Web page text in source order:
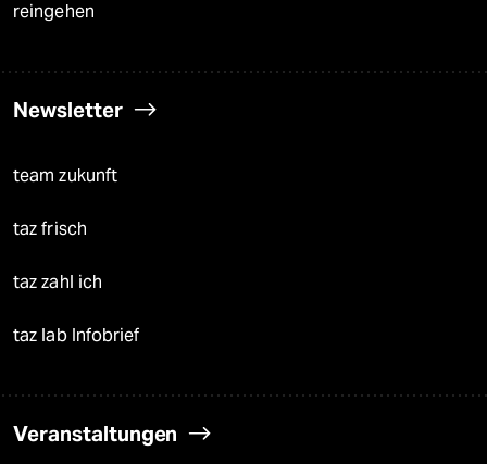
reingehen
Newsletter
team zukunft
taz frisch
taz zahl ich
taz lab Infobrief
Veranstaltungen